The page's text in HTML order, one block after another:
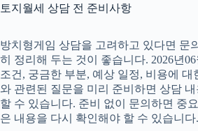
토지월세 상담 전 준비사항
방치형게임 상담을 고려하고 있다면 문
히 정리해 두는 것이 좋습니다. 2026년
조건, 궁금한 부분, 예상 일정, 비용에 대
와 관련된 질문을 미리 준비하면 상담
할 수 있습니다. 준비 없이 문의하면 중
은 내용을 다시 확인해야 할 수 있습니다.